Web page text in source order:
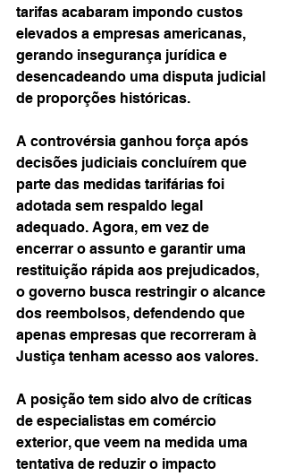
tarifas acabaram impondo custos
elevados a empresas americanas,
gerando insegurança jurídica e
desencadeando uma disputa judicial
de proporções históricas.
A controvérsia ganhou força após
decisões judiciais concluírem que
parte das medidas tarifárias foi
adotada sem respaldo legal
adequado. Agora, em vez de
encerrar o assunto e garantir uma
restituição rápida aos prejudicados,
o governo busca restringir o alcance
dos reembolsos, defendendo que
apenas empresas que recorreram à
Justiça tenham acesso aos valores.
A posição tem sido alvo de críticas
de especialistas em comércio
exterior, que veem na medida uma
tentativa de reduzir o impacto